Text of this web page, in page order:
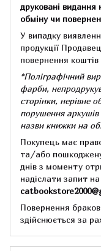
друковані видання
обміну чи
У випадку
продукції
повернення
*Поліграфічний
фарби,
сторінки, нерівне
порушення аркушів
назви книжки на
Покупець має
та/або
днів з моменту
надіслати запит
Повернення
здійснюється за